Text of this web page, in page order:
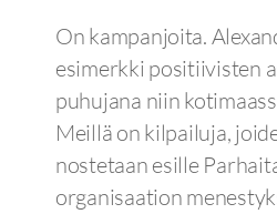
On kampanjoita.
esimerkki positiivisten
puhujana niin
Meillä on kilpailuja,
nostetaan esille
organisaation